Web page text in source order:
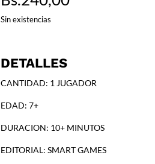
Sin existencias
DETALLES
CANTIDAD: 1 JUGADOR
EDAD: 7+
DURACION: 10+ MINUTOS
EDITORIAL: SMART GAMES